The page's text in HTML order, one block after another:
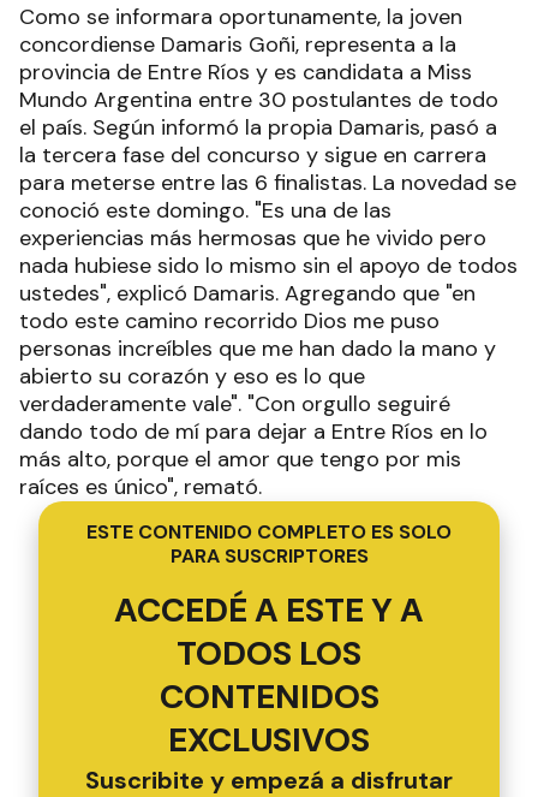
Como se informara oportunamente, la joven
concordiense Damaris Goñi, representa a la
provincia de Entre Ríos y es candidata a Miss
Mundo Argentina entre 30 postulantes de todo
el país. Según informó la propia Damaris, pasó a
la tercera fase del concurso y sigue en carrera
para meterse entre las 6 finalistas. La novedad se
conoció este domingo. "Es una de las
experiencias más hermosas que he vivido pero
nada hubiese sido lo mismo sin el apoyo de todos
ustedes", explicó Damaris. Agregando que "en
todo este camino recorrido Dios me puso
personas increíbles que me han dado la mano y
abierto su corazón y eso es lo que
verdaderamente vale". "Con orgullo seguiré
dando todo de mí para dejar a Entre Ríos en lo
más alto, porque el amor que tengo por mis
raíces es único", remató.
ESTE CONTENIDO COMPLETO ES SOLO
PARA SUSCRIPTORES
ACCEDÉ A ESTE Y A
TODOS LOS
CONTENIDOS
EXCLUSIVOS
Suscribite y empezá a disfrutar